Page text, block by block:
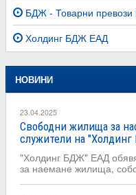
БДЖ - Товарни
Холдинг БДЖ ЕАД
НОВИНИ
23.04.2025
Свободни жилища за
служители на
"Холдинг БДЖ" ЕАД
за наемане жилища,